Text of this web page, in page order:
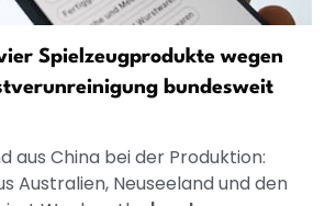
Spielzeugprodukte wegen
bundesweit
aus China bei der Produktion:
Australien, Neuseeland und den